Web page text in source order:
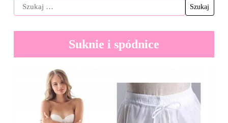
Suknie i spódnice